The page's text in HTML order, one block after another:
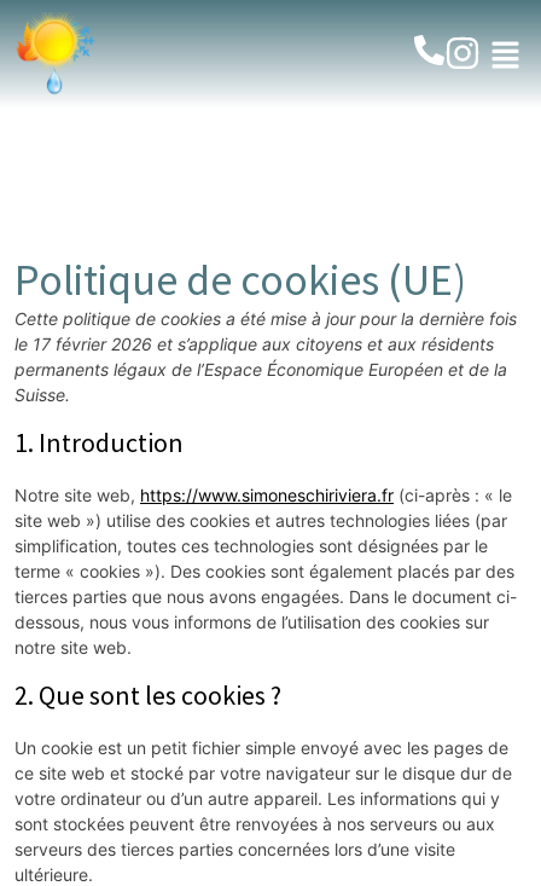
Politique de cookies (UE)
Cette politique de cookies a été mise à jour pour la dernière fois
le 17 février 2026 et s’applique aux citoyens et aux résidents
permanents légaux de l’Espace Économique Européen et de la
Suisse.
1. Introduction
Notre site web, https://www.simoneschiriviera.fr (ci-après : « le
site web ») utilise des cookies et autres technologies liées (par
simplification, toutes ces technologies sont désignées par le
terme « cookies »). Des cookies sont également placés par des
tierces parties que nous avons engagées. Dans le document ci-
dessous, nous vous informons de l’utilisation des cookies sur
notre site web.
2. Que sont les cookies ?
Un cookie est un petit fichier simple envoyé avec les pages de
ce site web et stocké par votre navigateur sur le disque dur de
votre ordinateur ou d’un autre appareil. Les informations qui y
sont stockées peuvent être renvoyées à nos serveurs ou aux
serveurs des tierces parties concernées lors d’une visite
ultérieure.